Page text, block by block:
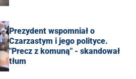
Prezydent wspomniał o
Czarzastym i jego polityce.
"Precz z komuną" - skandował
tłum